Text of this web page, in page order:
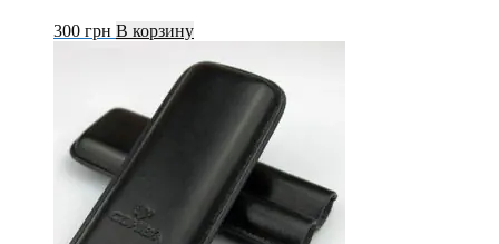
300 грн В корзину